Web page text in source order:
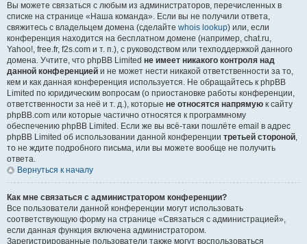
Вы можете связаться с любым из администраторов, перечисленных в
списке на странице «Наша команда». Если вы не получили ответа,
свяжитесь с владельцем домена (сделайте whois lookup) или, если
конференция находится на бесплатном домене (например, chat.ru,
Yahoo!, free.fr, f2s.com и т. п.), с руководством или техподдержкой данного
домена. Учтите, что phpBB Limited не имеет никакого контроля над
данной конференцией и не может нести никакой ответственности за то,
кем и как данная конференция используется. Не обращайтесь к phpBB
Limited по юридическим вопросам (о приостановке работы конференции,
ответственности за неё и т. д.), которые не относятся напрямую к сайту
phpBB.com или которые частично относятся к программному
обеспечению phpBB Limited. Если же вы всё-таки пошлёте email в адрес
phpBB Limited об использовании данной конференции третьей стороной,
то не ждите подробного письма, или вы можете вообще не получить
ответа.
Вернуться к началу
Как мне связаться с администратором конференции?
Все пользователи данной конференции могут использовать
соответствующую форму на странице «Связаться с администрацией»,
если данная функция включена администратором.
Зарегистрированные пользователи также могут воспользоваться